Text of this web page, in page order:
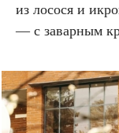
из лосося и
— с заварным